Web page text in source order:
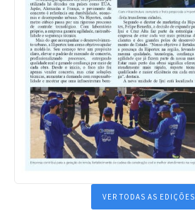
VER TODAS AS EDIÇÕES